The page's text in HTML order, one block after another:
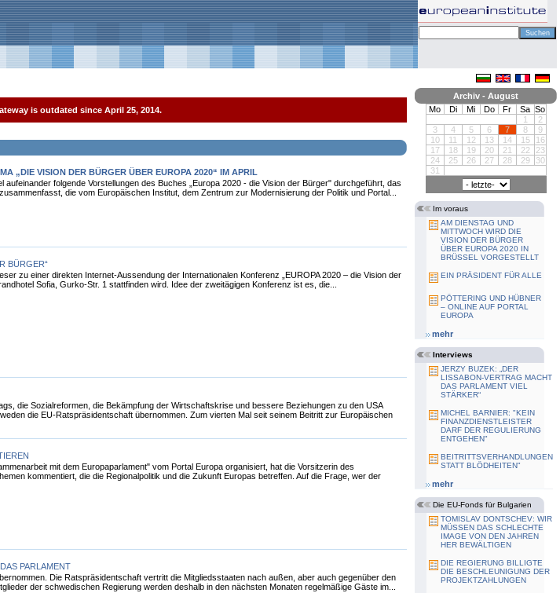
is outdated since April 25, 2014.
„DIE VISION DER BÜRGER ÜBER EUROPA 2020“ IM APRIL
folgende Vorstellungen des Buches „Europa 2020 - die Vision der Bürger" durchgeführt, das
die vom Europäischen Institut, dem Zentrum zur Modernisierung der Politik und Portal...
BÜRGER“
zu einer direkten Internet-Aussendung der Internationalen Konferenz „EUROPA 2020 – die Vision der
Sofia, Gurko-Str. 1 stattfinden wird. Idee der zweitägigen Konferenz ist es, die...
die Sozialreformen, die Bekämpfung der Wirtschaftskrise und bessere Beziehungen zu den USA
die EU-Ratspräsidentschaft übernommen. Zum vierten Mal seit seinem Beitritt zur Europäischen
mit dem Europaparlament" vom Portal Europa organisiert, hat die Vorsitzerin des
kommentiert, die die Regionalpolitik und die Zukunft Europas betreffen. Auf die Frage, wer der
PARLAMENT
Die Ratspräsidentschaft vertritt die Mitgliedsstaaten nach außen, aber auch gegenüber den
der schwedischen Regierung werden deshalb in den nächsten Monaten regelmäßige Gäste im...
Archiv - August
Mo
Di Mi Do Fr Sa So
1
2
3
4 5 6 7 8
9
10
11 12 13 14 15
16
17
18 19 20 21 22
23
24
25 26 27 28 29
30
31
Im voraus
AM DIENSTAG UND
MITTWOCH WIRD DIE
VISION DER BÜRGER
ÜBER EUROPA 2020 IN
BRÜSSEL VORGESTELLT
EIN PRÄSIDENT FÜR ALLE
PÖTTERING UND HÜBNER
– ONLINE AUF PORTAL
EUROPA
mehr
Interviews
JERZY BUZEK: „DER
LISSABON-VERTRAG MACHT
DAS PARLAMENT VIEL
STÄRKER“
MICHEL BARNIER: "KEIN
FINANZDIENSTLEISTER
DARF DER REGULIERUNG
ENTGEHEN"
BEITRITTSVERHANDLUNGEN
STATT BLÖDHEITEN"
mehr
Die EU-Fonds für Bulgarien
TOMISLAV DONTSCHEV: WIR
MÜSSEN DAS SCHLECHTE
IMAGE VON DEN JAHREN
HER BEWÄLTIGEN
DIE REGIERUNG BILLIGTE
DIE BESCHLEUNIGUNG DER
PROJEKTZAHLUNGEN